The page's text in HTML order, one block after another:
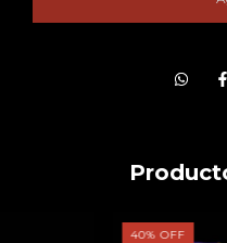
40%OFF